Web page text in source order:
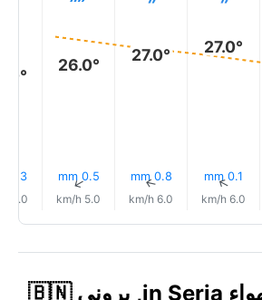
27.0°
0.1 mm
↑
6.0 km/h
27.0°
0.8 mm
↑
6.0 km/h
26.0°
0.5 mm
↑
5.0 km/h
0.3 mm
8.0 km/h
مؤشر جودة الهواء in Seria, بروني 🇧🇳